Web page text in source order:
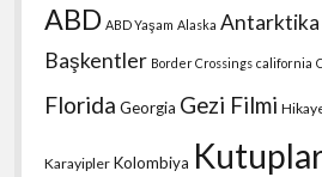
ABD ABD Yaşam Alaska Antarktika
Başkentler Border Crossings california
Florida Georgia Gezi Filmi
Karayipler Kolombiya